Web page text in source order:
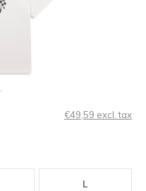
€49,59 excl. tax
L